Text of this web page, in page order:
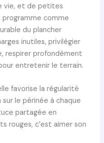
vie, et de petites
programme comme
du plancher
inutiles, privilégier
respirer profondément
entretenir le terrain.
favorise la régularité
le périnée à chaque
partagée en
rouges, c’est aimer son